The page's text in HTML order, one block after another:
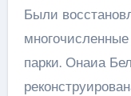
Были
парки. Онаиа